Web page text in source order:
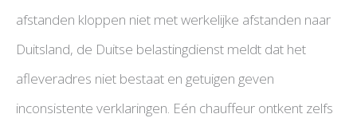
afstanden kloppen niet met werkelijke afstanden naar
Duitsland, de Duitse belastingdienst meldt dat het
afleveradres niet bestaat en getuigen geven
inconsistente verklaringen. Eén chauffeur ontkent zelfs